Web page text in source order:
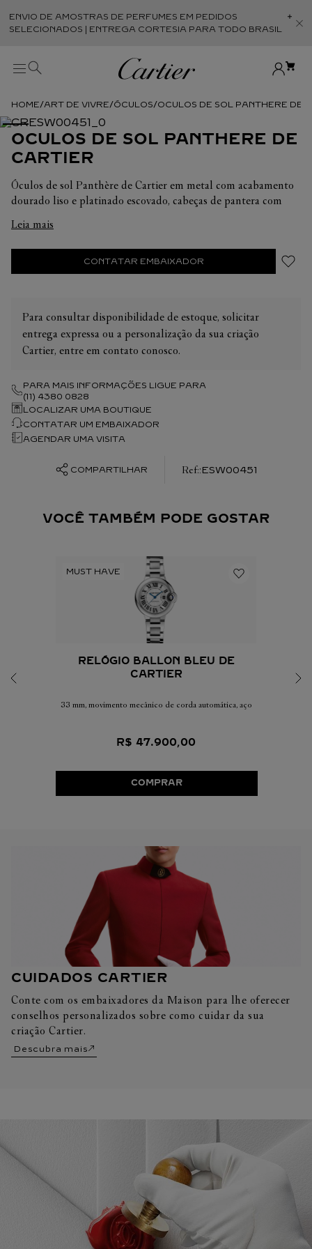
ENVIO DE AMOSTRAS DE PERFUMES EM PEDIDOS
SELECIONADOS | ENTREGA CORTESIA PARA TODO BRASIL
ART DE VIVRE ÓCULOS OCULOS DE SOL PANTHERE DE
OCULOS DE SOL PANTHERE DE
CARTIER
Óculos de sol Panthère de Cartier em metal com acabamento
dourado liso e platinado escovado, cabeças de pantera com
gatinho e lentes cinza com efeito espelhado dourado.
Dimensões: lentes 59 mm, ponte 19 mm, hastes 140 mm.
Leia mais
CONTATAR EMBAIXADOR
Para consultar disponibilidade de estoque, solicitar
entrega expressa ou a personalização da sua criação
Cartier, entre em contato conosco.
PARA MAIS INFORMAÇÕES LIGUE PARA
(11) 4380 0828
LOCALIZAR UMA BOUTIQUE
CONTATAR UM EMBAIXADOR
AGENDAR UMA VISITA
COMPARTILHAR :ESW00451
VOCÊ TAMBÉM PODE GOSTAR
RELÓGIO BALLON BLEU DE
CARTIER
33 mm, movimento mecânico de corda automática, aço
R$ 47.900,00
COMPRAR
CUIDADOS CARTIER
Conte com os embaixadores da Maison para lhe oferecer
conselhos personalizados sobre como cuidar da sua
criação Cartier.
Descubra mais